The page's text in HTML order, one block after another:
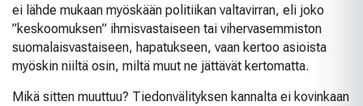
ei lähde mukaan myöskään politiikan valtavirran, eli joko
”keskoomuksen” ihmisvastaiseen tai vihervasemmiston
suomalaisvastaiseen, hapatukseen, vaan kertoo asioista
myöskin niiltä osin, miltä muut ne jättävät kertomatta.
Mikä sitten muuttuu? Tiedonvälityksen kannalta ei kovinkaan